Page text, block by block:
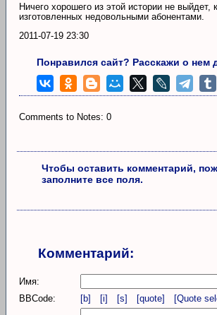
Ничего хорошего из этой истории не выйдет,
изготовленных недовольными абонентами.
2011-07-19 23:30
Понравился сайт? Расскажи о нем
Comments to Notes: 0
Чтобы оставить комментарий,
заполните все поля.
Комментарий:
Имя:
BBCode:
[b] [i] [s] [quote] [Quote